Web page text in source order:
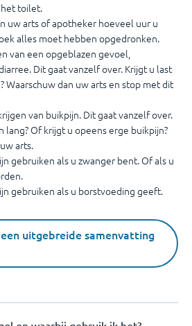
toilet.
uw arts of apotheker hoeveel uur u
alles moet hebben opgedronken.
van een opgeblazen gevoel,
Dit gaat vanzelf over. Krijgt u last
Waarschuw dan uw arts en stop met dit
van buikpijn. Dit gaat vanzelf over.
lang? Of krijgt u opeens erge buikpijn?
arts.
gebruiken als u zwanger bent. Of als u
gebruiken als u borstvoeding geeft.
uitgebreide samenvatting